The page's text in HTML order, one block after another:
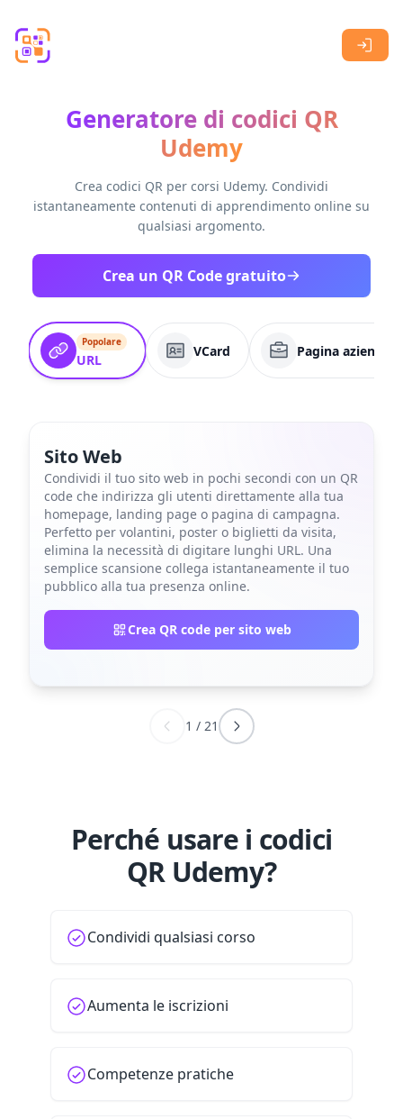
Generatore di codici QR
Udemy
Crea codici QR per corsi Udemy. Condividi
istantaneamente contenuti di apprendimento online su
qualsiasi argomento.
Crea un QR Code gratuito
Popolare
URL
VCard Pagina aziendale
Sito Web
Condividi il tuo sito web in pochi secondi con un QR
code che indirizza gli utenti direttamente alla tua
homepage, landing page o pagina di campagna.
Perfetto per volantini, poster o biglietti da visita,
elimina la necessità di digitare lunghi URL. Una
semplice scansione collega istantaneamente il tuo
pubblico alla tua presenza online.
Crea QR code per sito web
1 / 21
Perché usare i codici
QR Udemy?
Condividi qualsiasi corso
Aumenta le iscrizioni
Competenze pratiche